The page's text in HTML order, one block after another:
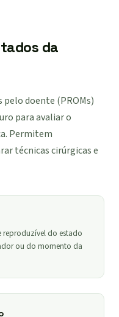
da
doente (PROMs)
para avaliar o
Permitem
técnicas cirúrgicas e
reproduzível do estado
ou do momento da